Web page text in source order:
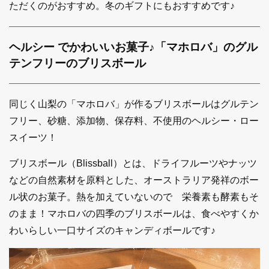
ただくのがおすすめ。冬のギフトにもおすすめです♪
ヘルシー でかわいいお菓子♪ 「マホロバ」のグル
テンフリーのブリスボール
同じく山梨の「マホロバ」が作るブリスボールはグルテン
フリー、砂糖、添加物、保存料、不使用のヘルシー・ロー
スイーツ！
ブリスボール（Blissball）とは、ドライフルーツやナッツ
などの自然素材を原料とした、オーストラリア発祥のボー
ル状のお菓子。熱を加えていないので 栄養素も酵素もそ
のまま！マホロバの四季のブリスボールは、食べやすくか
わいらしい一口サイズのキャンディボールです♪